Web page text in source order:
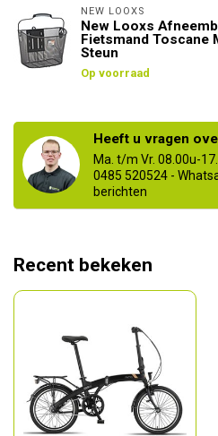
NEW LOOXS
New Looxs
Fietsmand Toscane
Steun
Op voorraad
Heeft u vragen
Ma. t/m Vr. 08.00u-
0485 520524 -
berichten
Recent bekeken